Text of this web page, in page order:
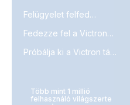
Felügyelet felfedezése
Fedezze fel a VictronConnect-et
Próbálja ki a Victron távfelügyeletet
Több mint 1 millió
felhasználó világszerte